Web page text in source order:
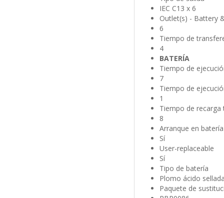
IEC C13 x 6
Outlet(s) - Battery
6
Tiempo de
4
BATERÍA
Tiempo de
7
Tiempo de
1
Tiempo de recarga
8
Arranque en batería
Sí
User-replaceable
Sí
Tipo de batería
Plomo ácido
Paquete de